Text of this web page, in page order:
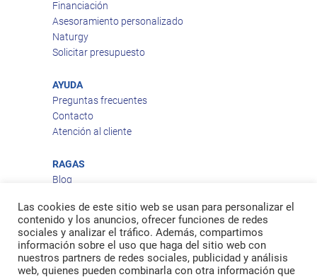
Financiación
Asesoramiento personalizado
Naturgy
Solicitar presupuesto
AYUDA
Preguntas frecuentes
Contacto
Atención al cliente
RAGAS
Blog
Política de privacidad
Política de cookies
Política de envío
Política de devoluciones
Las cookies de este sitio web se usan para personalizar el
contenido y los anuncios, ofrecer funciones de redes
sociales y analizar el tráfico. Además, compartimos
información sobre el uso que haga del sitio web con
nuestros partners de redes sociales, publicidad y análisis
web, quienes pueden combinarla con otra información que